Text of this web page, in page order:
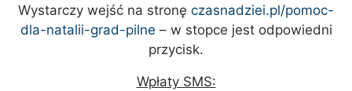
Wystarczy wejść na stronę czasnadziei.pl/pomoc-
dla-natalii-grad-pilne – w stopce jest odpowiedni
przycisk.
Wpłaty SMS: